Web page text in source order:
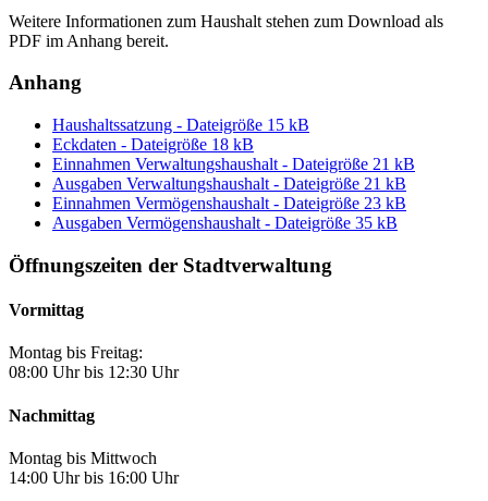
Weitere Informationen zum Haushalt stehen zum Download als
PDF im Anhang bereit.
Anhang
Haushaltssatzung - Dateigröße 15 kB
Eckdaten - Dateigröße 18 kB
Einnahmen Verwaltungshaushalt - Dateigröße 21 kB
Ausgaben Verwaltungshaushalt - Dateigröße 21 kB
Einnahmen Vermögenshaushalt - Dateigröße 23 kB
Ausgaben Vermögenshaushalt - Dateigröße 35 kB
Öffnungszeiten der Stadtverwaltung
Vormittag
Montag bis Freitag:
08:00 Uhr bis 12:30 Uhr
Nachmittag
Montag bis Mittwoch
14:00 Uhr bis 16:00 Uhr